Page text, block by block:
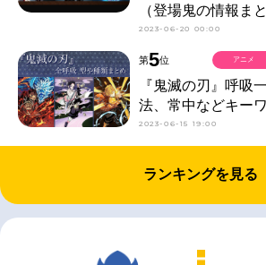
（登場鬼の情報まと
2023-06-20 00:00
第5位
『鬼滅の刃』呼吸
法、常中などキー
2023-06-15 19:00
アニメ
ランキングを見る